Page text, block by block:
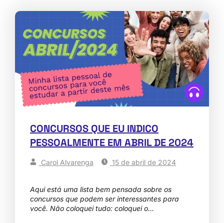
CONCURSOS QUE EU INDICO
PESSOALMENTE EM ABRIL DE 2024
Carol Alvarenga 15 de abril de 2024
Aqui está uma lista bem pensada sobre os
concursos que podem ser interessantes para
você. Não coloquei tudo: coloquei o…